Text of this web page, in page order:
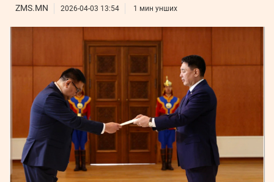
Нэвтрэх
Бизнес
forum
ФОТО
УРЛАГ
ТӨВ
ZUUNII
ZMS.MN 2026-04-03 13:54 1 мин унших